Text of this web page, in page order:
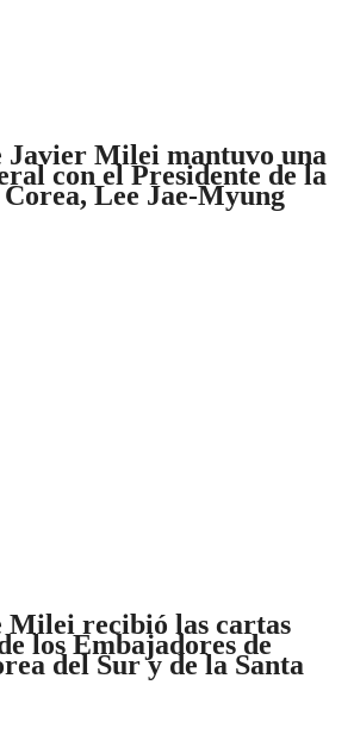
Javier Milei mantuvo una
con el Presidente de la
Lee Jae-Myung
Milei recibió las cartas
los Embajadores de
del Sur y de la Santa